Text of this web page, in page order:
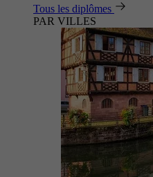
Tous les diplômes
PAR VILLES